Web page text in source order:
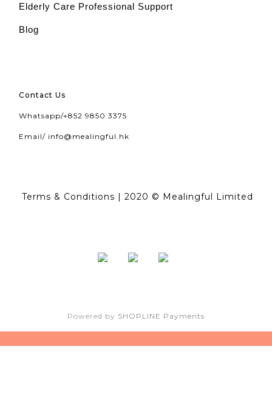
Elderly Care Professional Support
Blog
Contact Us
Whatsapp/+852 9850 3375
Email/ info@mealingful.hk
Terms & Conditions | 2020 © Mealingful Limited
Powered by SHOPLINE Payments